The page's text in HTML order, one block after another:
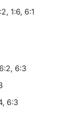
1:6, 6:1
6:3
6:3